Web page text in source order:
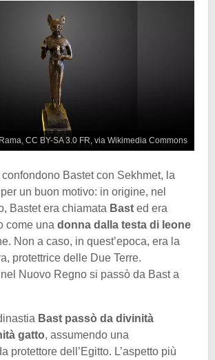
CC BY-SA 3.0 FR, via Wikimedia Commons
Bastet con Sekhmet, la
un buon motivo: in origine, nel
Bastet era chiamata Bast ed era
come una donna dalla testa di leone
Non a caso, in quest’epoca, era la
protettrice delle Due Terre.
Nuovo Regno si passò da Bast a
Bast passò da divinità
gatto, assumendo una
protettore dell’Egitto. L’aspetto più